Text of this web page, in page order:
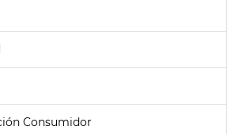
Consumidor